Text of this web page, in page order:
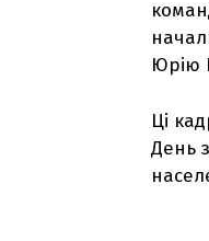
Юрію
Ці
День